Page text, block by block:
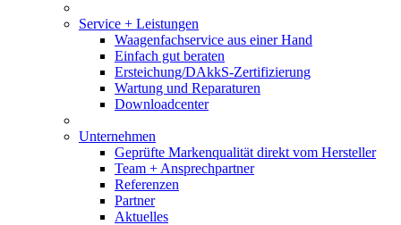
Service + Leistungen
Waagenfachservice aus einer Hand
Einfach gut beraten
Ersteichung/DAkkS-Zertifizierung
Wartung und Reparaturen
Downloadcenter
Unternehmen
Geprüfte Markenqualität direkt vom Hersteller
Team + Ansprechpartner
Referenzen
Partner
Aktuelles